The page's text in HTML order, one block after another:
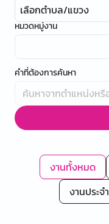
เลือกตำบล/แขวง
หมวดหมู่งาน
คำที่ต้องการค้นหา
งานทั้งหมด
งานประจำ